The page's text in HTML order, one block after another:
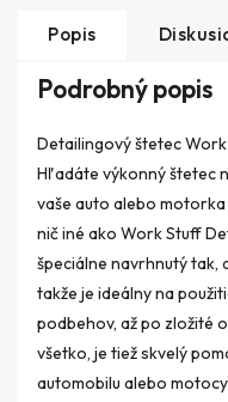
Popis
Podrobný popis
Detailingový štetec
Hľadáte výkonný štetec
vaše auto alebo
nič iné ako Work Stuff
špeciálne navrhnutý tak,
takže je ideálny na
podbehov, až po zložité
všetko, je tiež skvelý
automobilu alebo